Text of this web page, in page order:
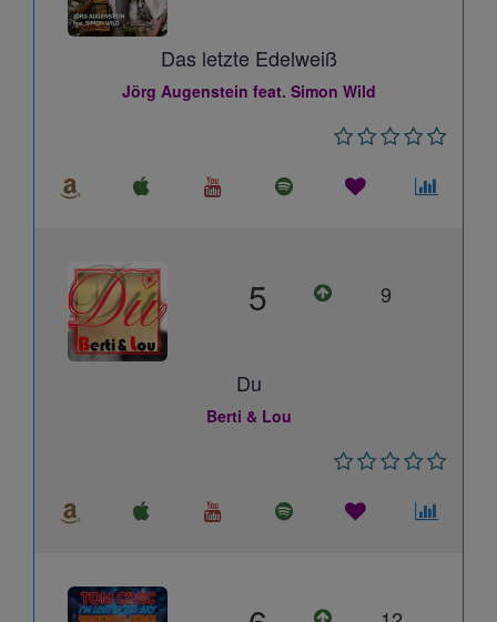
Das letzte Edelweiß
Jörg Augenstein feat. Simon Wild
5 9
Du
Berti & Lou